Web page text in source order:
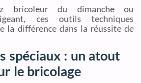
bricoleur du dimanche ou
ces outils techniques
la différence dans la réussite de
spéciaux : un atout
le bricolage